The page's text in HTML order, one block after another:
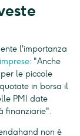
l'importanza
: "Anche
le piccole
in borsa il
PMI date
finanziarie".
non è